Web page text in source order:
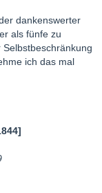
dankenswerter
als fünfe zu
ich das mal